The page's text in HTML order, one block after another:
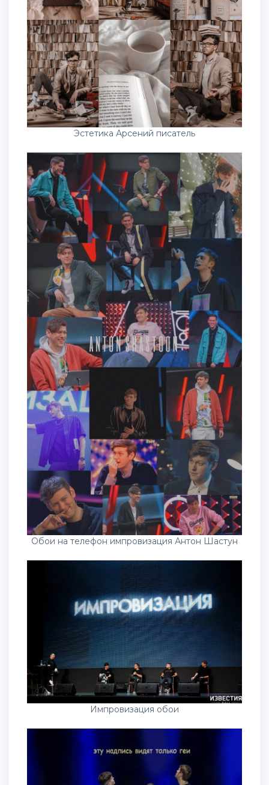
Эстетика Арсений писатель
Обои на телефон импровизация Антон Шастун
Импровизация обои